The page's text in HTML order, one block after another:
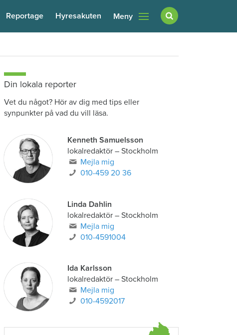
Reportage Hyresakuten Meny
Din lokala reporter
Vet du något? Hör av dig med tips eller
synpunkter på vad du vill läsa.
Kenneth Samuelsson
lokalredaktör– Stockholm
Mejla mig
010-459 20 36
Linda Dahlin
lokalredaktör– Stockholm
Mejla mig
010-4591004
Ida Karlsson
lokalredaktör – Stockholm
Mejla mig
010-4592017